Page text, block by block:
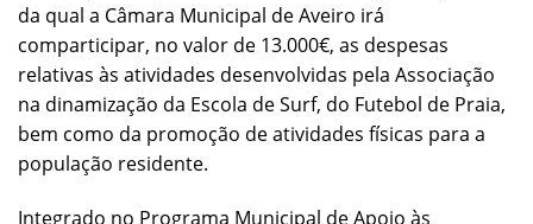
da qual a Câmara Municipal de Aveiro irá
comparticipar, no valor de 13.000€, as despesas
relativas às atividades desenvolvidas pela Associação
na dinamização da Escola de Surf, do Futebol de Praia,
bem como da promoção de atividades físicas para a
população residente.
Integrado no Programa Municipal de Apoio às